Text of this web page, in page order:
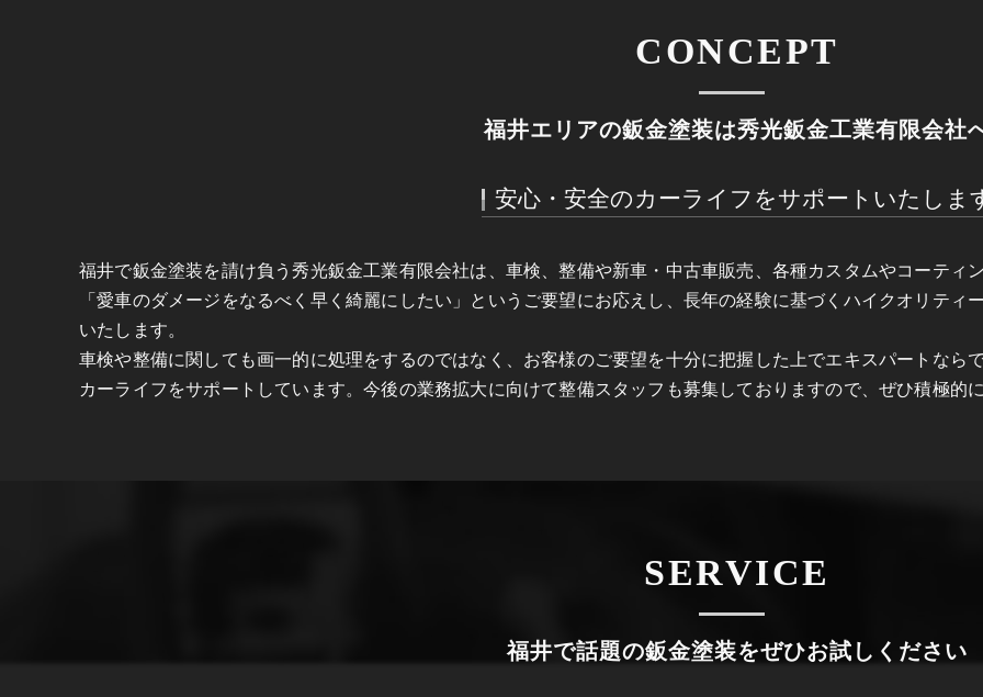
福井エリアの鈑金塗装は秀光鈑金工業有限会社
CONCEPT
安心・安全のカーライフをサポートいたしま
福井で鈑金塗装を請け負う秀光鈑金工業有限会社は、車検、整備や新車・中古車販売、各種カスタムやコーティ
「愛車のダメージをなるべく早く綺麗にしたい」というご要望にお応えし、長年の経験に基づくハイクオリテ
いたします。
車検や整備に関しても画一的に処理をするのではなく、お客様のご要望を十分に把握した上でエキスパートなら
カーライフをサポートしています。今後の業務拡大に向けて整備スタッフも募集しておりますので、ぜひ積極的
福井で話題の鈑金塗装をぜひお試しください
SERVICE